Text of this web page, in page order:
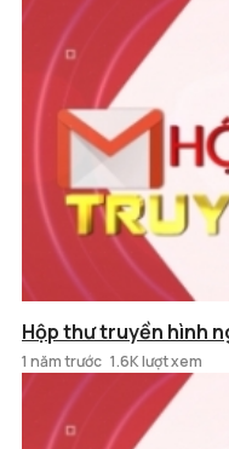
Hộp thư truyền hình
1 năm trước 1.6K lượt xem